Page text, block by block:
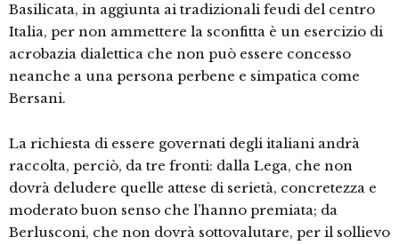
Basilicata, in aggiunta ai tradizionali feudi del centro
Italia, per non ammettere la sconfitta è un esercizio di
acrobazia dialettica che non può essere concesso
neanche a una persona perbene e simpatica come
Bersani.
La richiesta di essere governati degli italiani andrà
raccolta, perciò, da tre fronti: dalla Lega, che non
dovrà deludere quelle attese di serietà, concretezza e
moderato buon senso che l’hanno premiata; da
Berlusconi, che non dovrà sottovalutare, per il sollievo